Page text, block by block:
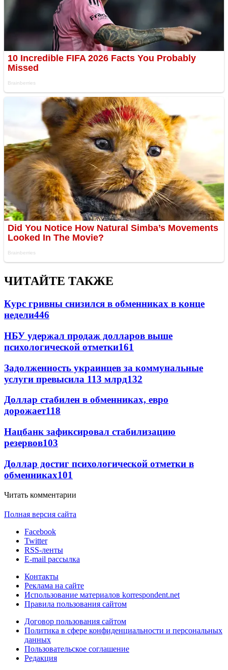
ЧИТАЙТЕ ТАКЖЕ
Курс гривны снизился в обменниках в конце
недели446
НБУ удержал продаж долларов выше
психологической отметки161
Задолженность украинцев за коммунальные
услуги превысила 113 млрд132
Доллар стабилен в обменниках, евро
дорожает118
Нацбанк зафиксировал стабилизацию
резервов103
Доллар достиг психологической отметки в
обменниках101
Читать комментарии
Полная версия сайта
Facebook
Twitter
RSS-ленты
E-mail рассылка
Контакты
Реклама на сайте
Использование материалов korrespondent.net
Правила пользования сайтом
Договор пользования сайтом
Политика в сфере конфиденциальности и персональных
данных
Пользовательское соглашение
Редакция